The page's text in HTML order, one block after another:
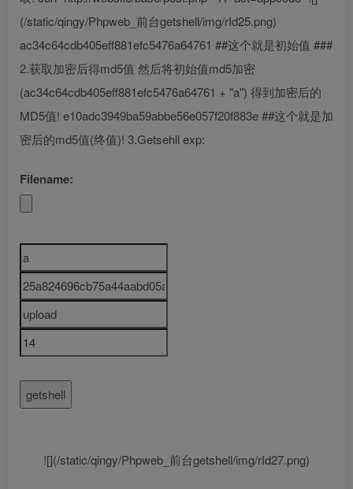
(/static/qingy/Phpweb_前台getshell/img/rId25.png)
ac34c64cdb405eff881efc5476a64761 ##这个就是初始值 ###
2.获取加密后得md5值 然后将初始值md5加密
(ac34c64cdb405eff881efc5476a64761 + "a") 得到加密后的
MD5值! e10adc3949ba59abbe56e057f20f883e ##这个就是加
密后的md5值(终值)! 3.Getsehll exp:
Filename:
![](/static/qingy/Phpweb_前台getshell/img/rId27.png)